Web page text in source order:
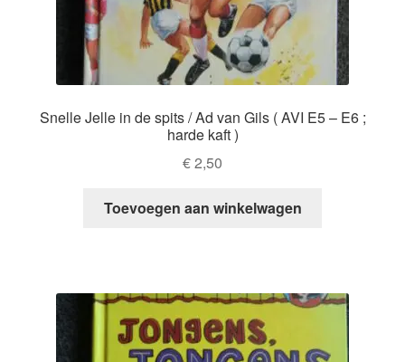
Snelle Jelle in de spits / Ad van Gils ( AVI E5 – E6 ;
harde kaft )
€2,50
Toevoegen aan winkelwagen